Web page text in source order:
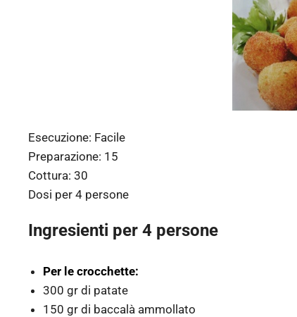
Esecuzione: Facile
Preparazione: 15
Cottura: 30
Dosi per 4 persone
Ingresienti per 4 persone
Per le crocchette:
300 gr di patate
150 gr di baccalà ammollato